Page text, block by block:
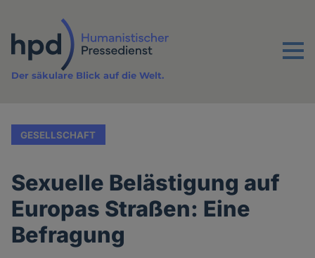
Inhalt
Menu
Der säkulare Blick auf die Welt.
GESELLSCHAFT
Sexuelle Belästigung auf
Europas Straßen: Eine
Befragung